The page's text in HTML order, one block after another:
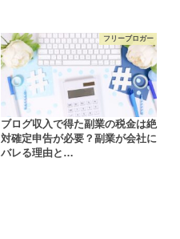
フリーブロガー
ブログ収入で得た副業の税金は絶
対確定申告が必要？副業が会社に
バレる理由と…